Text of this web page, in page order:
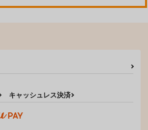
キャッシュレス決済